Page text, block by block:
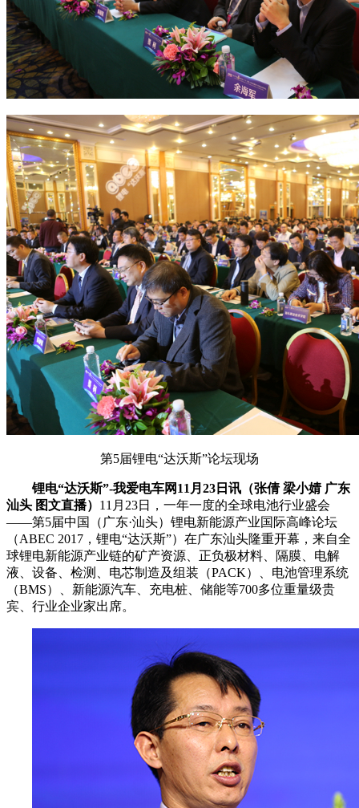
第5届锂电“达沃斯”论坛现场
锂电“达沃斯”-我爱电车网11月23日讯（张倩 梁小婧 广东
汕头 图文直播） 11月23日，一年一度的全球电池行业盛会
——第5届中国（广东·汕头）锂电新能源产业国际高峰论坛
（ABEC 2017，锂电“达沃斯”）在广东汕头隆重开幕，来自全
球锂电新能源产业链的矿产资源、正负极材料、隔膜、电解
液、设备、检测、电芯制造及组装（PACK）、电池管理系统
（BMS）、新能源汽车、充电桩、储能等700多位重量级贵
宾、行业企业家出席。